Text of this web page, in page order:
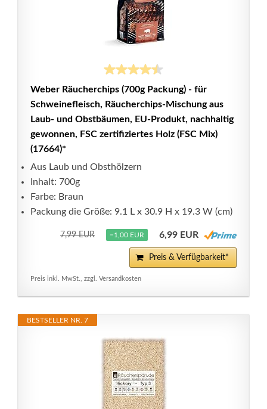
Weber Räucherchips (700g Packung) - für
Schweinefleisch, Räucherchips-Mischung aus
Laub- und Obstbäumen, EU-Produkt, nachhaltig
gewonnen, FSC zertifiziertes Holz (FSC Mix)
(17664)*
Aus Laub und Obsthölzern
Inhalt: 700g
Farbe: Braun
Packung die Größe: 9.1 L x 30.9 H x 19.3 W (cm)
7,99 EUR −1,00 EUR 6,99 EUR
Preis & Verfügbarkeit*
Preis inkl. MwSt., zzgl. Versandkosten
BESTSELLER NR. 7